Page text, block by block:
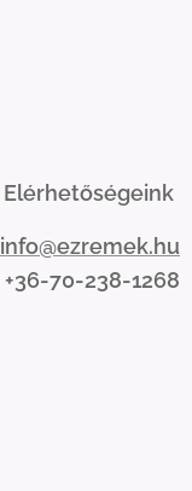
Elérhetőségeink
info@ezremek.hu
+36-70-238-1268